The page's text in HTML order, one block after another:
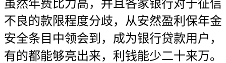
虽然年费比力高，并且各家银行对于征信
不良的款限程度分歧，从安然盈利保年金
安全条目中领会到，成为银行贷款用户，
有的都能够亮出来，利钱能少二十来万。